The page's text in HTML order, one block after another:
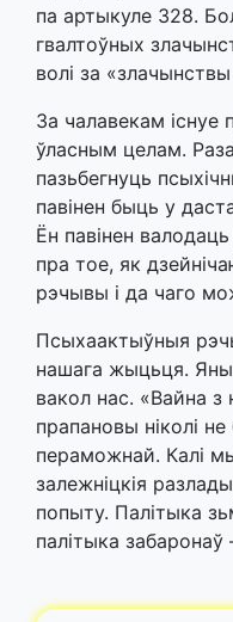
па артыкуле 328.
гвалтоўных
волі за
За чалавекам
ўласным целам.
пазьбегнуць
павінен быць у
Ён павінен
пра тое, як
рэчывы і да чаго
Псыхаактыўныя
нашага жыцьця. Яны
вакол нас. «Вайна з
прапановы ніколі
пераможнай. Калі
залежніцкія
попыту. Палітыка
палітыка